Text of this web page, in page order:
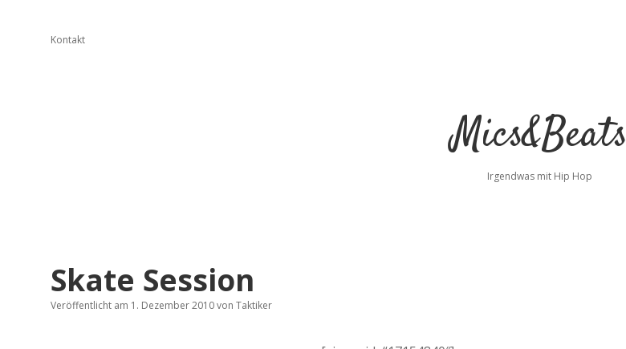
Kontakt
Mics&Beats
Irgendwas mit Hip Hop
Skate Session
Veröffentlicht am 1. Dezember 2010von Taktiker